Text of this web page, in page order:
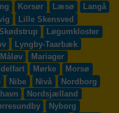
Korsør Læsø
Langå
Lille Skensved
Løgumkloster
Lyngby-Taarbæk
Måløv
Mariager
Mørke
Morsø
Nibe Nivå
Nordborg
Nordsjælland
Nyborg